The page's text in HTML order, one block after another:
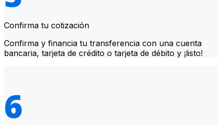
Confirma tu cotización
Confirma y financia tu transferencia con una cuenta
bancaria, tarjeta de crédito o tarjeta de débito y ¡listo!